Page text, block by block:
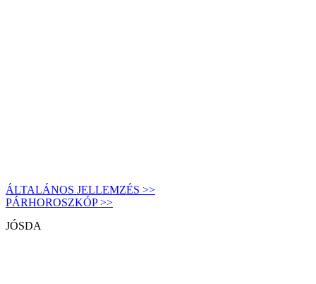
ÁLTALÁNOS JELLEMZÉS >>
PÁRHOROSZKÓP >>
JÓSDA